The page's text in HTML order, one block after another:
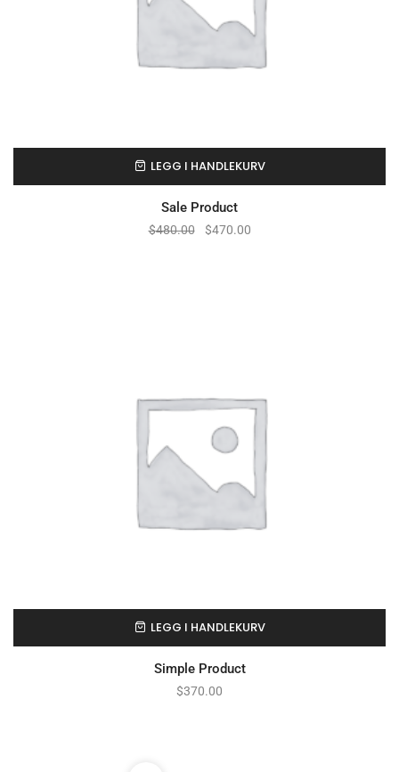
LEGG I HANDLEKURV
Sale Product
$480.00 $470.00
LEGG I HANDLEKURV
Simple Product
$370.00